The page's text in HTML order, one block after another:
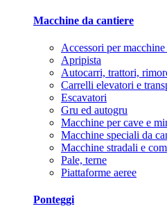
Macchine da cantiere
Accessori per
Apripista
Autocarri, trattori,
Carrelli elevatori e
Escavatori
Gru ed autogru
Macchine per cave e
Macchine speciali da
Macchine stradali e
Pale, terne
Piattaforme aeree
Ponteggi